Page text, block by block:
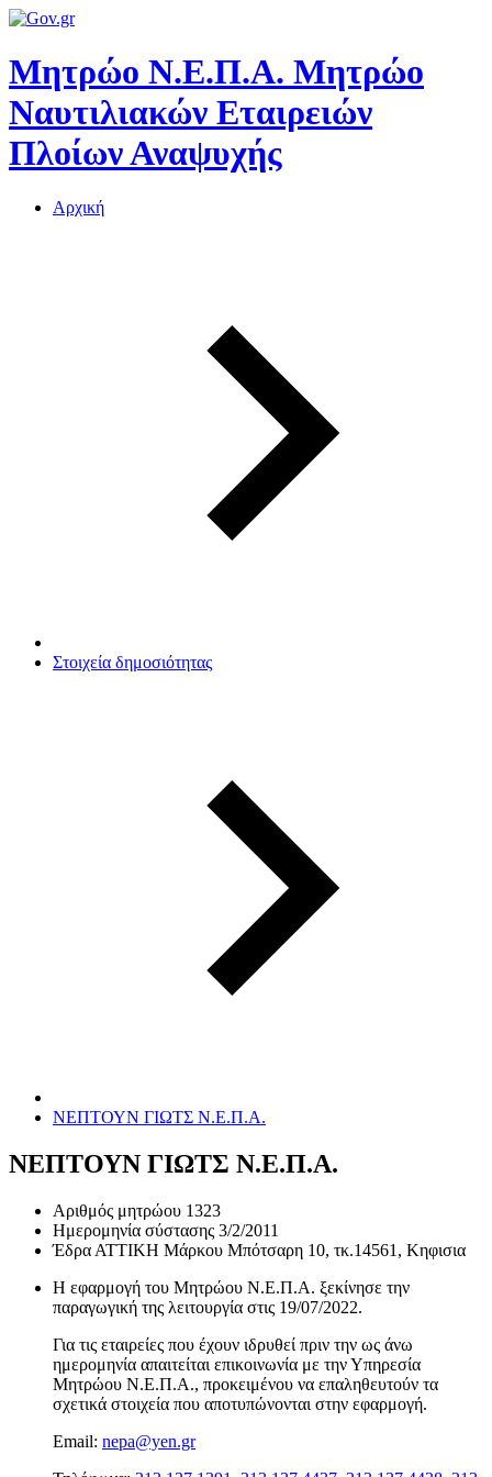
Μητρώο Ν.Ε.Π.Α. Μητρώο
Ναυτιλιακών Εταιρειών
Πλοίων Αναψυχής
Αρχική
Στοιχεία δημοσιότητας
ΝΕΠΤΟΥΝ ΓΙΩΤΣ Ν.Ε.Π.Α.
ΝΕΠΤΟΥΝ ΓΙΩΤΣ Ν.Ε.Π.Α.
Αριθμός μητρώου 1323
Ημερομηνία σύστασης 3/2/2011
Έδρα ΑΤΤΙΚΗ Μάρκου Μπότσαρη 10, τκ.14561, Κηφισια
Η εφαρμογή του Μητρώου Ν.Ε.Π.Α. ξεκίνησε την
παραγωγική της λειτουργία στις 19/07/2022.
Για τις εταιρείες που έχουν ιδρυθεί πριν την ως άνω
ημερομηνία απαιτείται επικοινωνία με την Υπηρεσία
Μητρώου Ν.Ε.Π.Α., προκειμένου να επαληθευτούν τα
σχετικά στοιχεία που αποτυπώνονται στην εφαρμογή.
Email: nepa@yen.gr